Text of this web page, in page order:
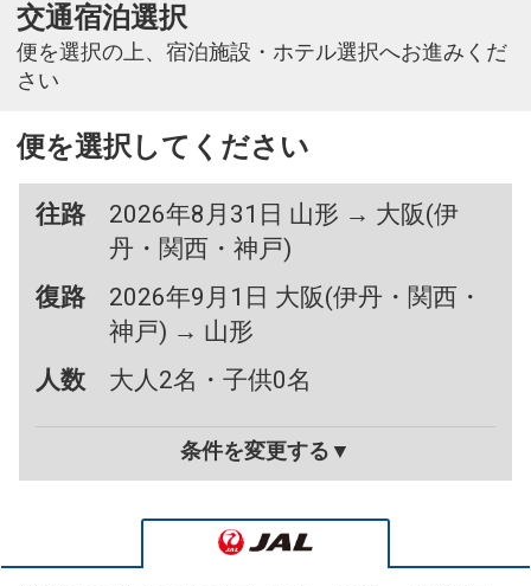
交通宿泊選択
便を選択の上、宿泊施設・ホテル選択へお進みくだ
さい
便を選択してください
往路
2026年8月31日 山形 → 大阪(伊
丹・関西・神戸)
復路
2026年9月1日 大阪(伊丹・関西・
神戸) → 山形
人数
大人2名・子供0名
条件を変更する▼